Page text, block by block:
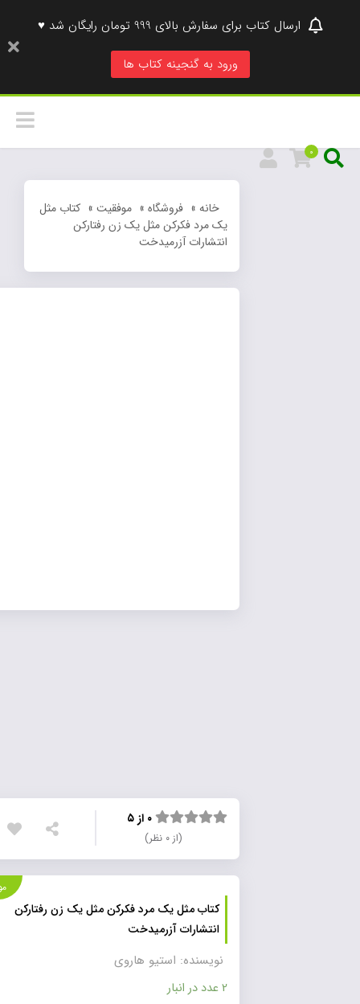
ارسال کتاب برای سفارش بالای 999 تومان رایگان شد ♥
ورود به گنجینه کتاب ها
فروشگاه » موفقیت » کتاب مثل
یک مرد فکرکن مثل یک زن رفتارکن
انتشارات آزرمیدخت
۰ از ۵
کتاب مثل یک مرد فکرکن مثل یک زن رفتارکن
انتشارات آزرمیدخت
موجود
نویسنده: استیو هاروی